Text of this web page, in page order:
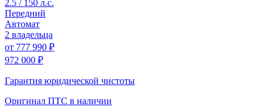
2.5 / 150 л.с.
Передний
Автомат
2 владельца
от 777 990 ₽
972 000 ₽
Гарантия юридической чистоты
Оригинал ПТС в наличии